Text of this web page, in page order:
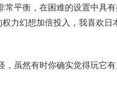
常平衡，在困难的设置中
力幻想加倍投入，我喜欢日
，虽然有时你确实觉得玩它